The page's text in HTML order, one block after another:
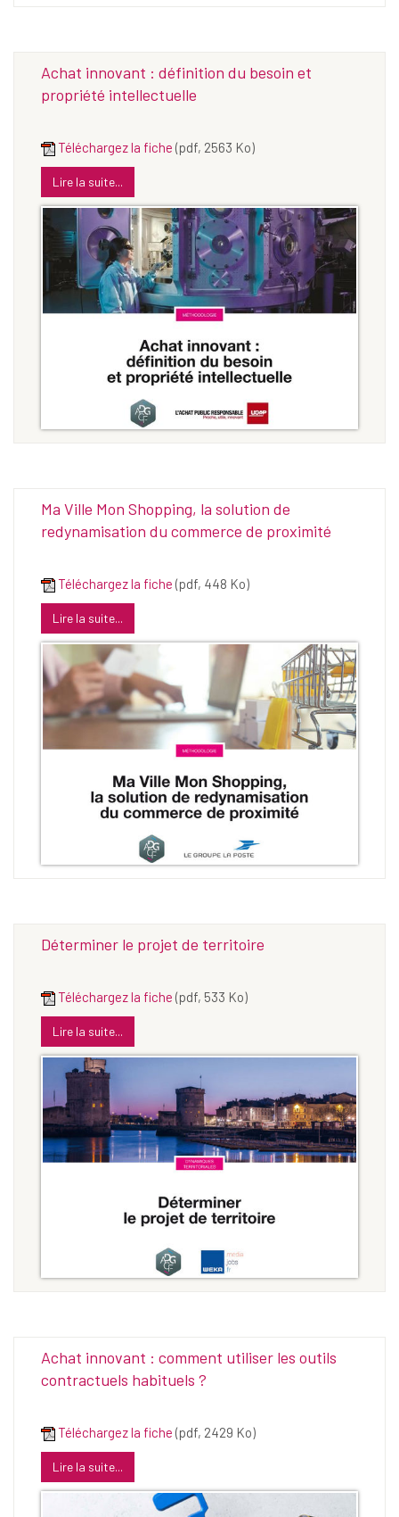
Achat innovant : définition du besoin et
propriété intellectuelle
Téléchargez la fiche (pdf, 2563 Ko)
Lire la suite...
Ma Ville Mon Shopping, la solution de
redynamisation du commerce de proximité
Téléchargez la fiche (pdf, 448 Ko)
Lire la suite...
Déterminer le projet de territoire
Téléchargez la fiche (pdf, 533 Ko)
Lire la suite...
Achat innovant : comment utiliser les outils
contractuels habituels ?
Téléchargez la fiche (pdf, 2429 Ko)
Lire la suite...